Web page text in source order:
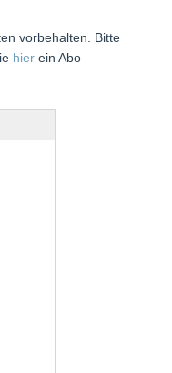
vorbehalten. Bitte
hier ein Abo